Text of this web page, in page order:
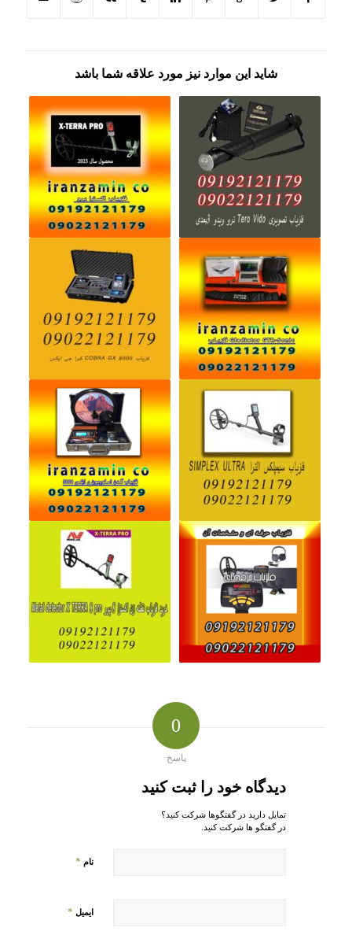
شاید این موارد نیز مورد علاقه شما باشد
0
پاسخ
دیدگاه خود را ثبت کنید
تمایل دارید در گفتگوها شرکت کنید؟
در گفتگو ها شرکت کنید.
نام *
ایمیل *